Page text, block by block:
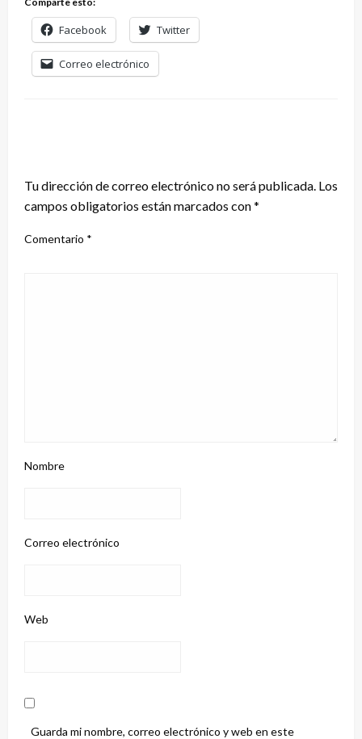
Facebook Twitter
Correo electrónico
Tu dirección de correo electrónico no será publicada. Los
campos obligatorios están marcados con*
Comentario *
Nombre
Correo electrónico
Web
Guarda mi nombre, correo electrónico y web en este